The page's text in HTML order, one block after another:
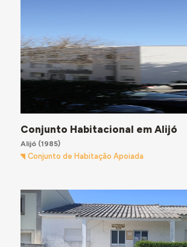
Conjunto Habitacional em Alijó
Alijó(1985)
Conjunto de Habitação Apoiada